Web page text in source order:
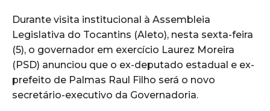
Durante visita institucional à Assembleia
Legislativa do Tocantins (Aleto), nesta sexta-feira
(5), o governador em exercício Laurez Moreira
(PSD) anunciou que o ex-deputado estadual e ex-
prefeito de Palmas Raul Filho será o novo
secretário-executivo da Governadoria.